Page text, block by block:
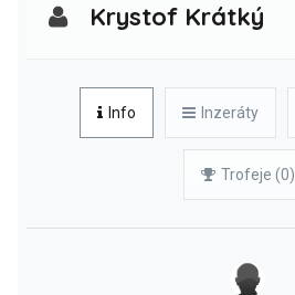
Krystof Krátký
Info Inzeráty
Trofeje (0)